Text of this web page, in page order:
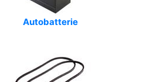
Art.-Nr.: CAL15368
Art.-Nr.: 1638105180
Autobatterie